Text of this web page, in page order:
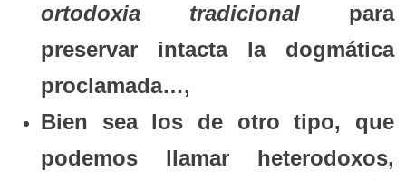
ortodoxia tradicional para
preservar intacta la dogmática
proclamada…,
Bien sea los de otro tipo, que
podemos llamar heterodoxos,